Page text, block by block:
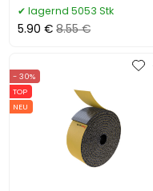
lagernd 5053 Stk
5.90 € 8.55 €
- 30%
TOP
NEU